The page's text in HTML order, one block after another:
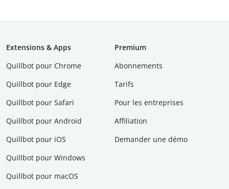
Extensions & Apps
Quillbot pour Chrome
Quillbot pour Edge
Quillbot pour Safari
Quillbot pour Android
Quillbot pour iOS
Quillbot pour Windows
Quillbot pour macOS
Premium
Abonnements
Tarifs
Pour les entreprises
Affiliation
Demander une démo